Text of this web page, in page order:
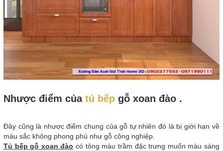
Nhược điểm của tủ bếp gỗ xoan đào .
Đây cũng là nhược điểm chung của gỗ tự nhiên đó là bị giới hạn về
màu sắc không phong phú như gỗ công nghiệp.
Tủ bếp gỗ xoan đào có tông màu trầm đặc trưng muốn màu sáng